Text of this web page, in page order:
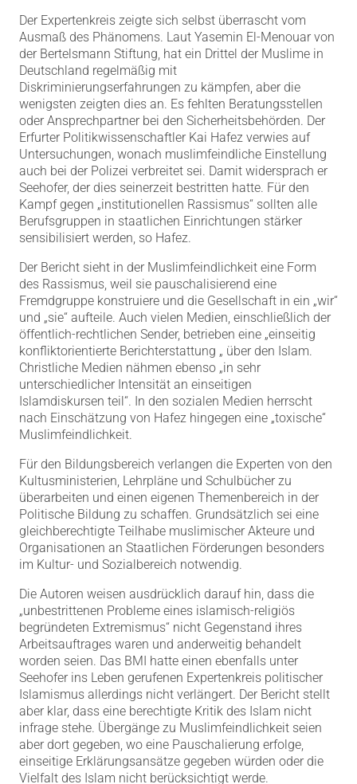
Der Expertenkreis zeigte sich selbst überrascht vom
Ausmaß des Phänomens. Laut Yasemin El-Menouar von
der Bertelsmann Stiftung, hat ein Drittel der Muslime in
Deutschland regelmäßig mit
Diskriminierungserfahrungen zu kämpfen, aber die
wenigsten zeigten dies an. Es fehlten Beratungsstellen
oder Ansprechpartner bei den Sicherheitsbehörden. Der
Erfurter Politikwissenschaftler Kai Hafez verwies auf
Untersuchungen, wonach muslimfeindliche Einstellung
auch bei der Polizei verbreitet sei. Damit widersprach er
Seehofer, der dies seinerzeit bestritten hatte. Für den
Kampf gegen „institutionellen Rassismus“ sollten alle
Berufsgruppen in staatlichen Einrichtungen stärker
sensibilisiert werden, so Hafez.
Der Bericht sieht in der Muslimfeindlichkeit eine Form
des Rassismus, weil sie pauschalisierend eine
Fremdgruppe konstruiere und die Gesellschaft in ein „wir“
und „sie“ aufteile. Auch vielen Medien, einschließlich der
öffentlich-rechtlichen Sender, betrieben eine „einseitig
konfliktorientierte Berichterstattung „ über den Islam.
Christliche Medien nähmen ebenso „in sehr
unterschiedlicher Intensität an einseitigen
Islamdiskursen teil“. In den sozialen Medien herrscht
nach Einschätzung von Hafez hingegen eine „toxische“
Muslimfeindlichkeit.
Für den Bildungsbereich verlangen die Experten von den
Kultusministerien, Lehrpläne und Schulbücher zu
überarbeiten und einen eigenen Themenbereich in der
Politische Bildung zu schaffen. Grundsätzlich sei eine
gleichberechtigte Teilhabe muslimischer Akteure und
Organisationen an Staatlichen Förderungen besonders
im Kultur- und Sozialbereich notwendig.
Die Autoren weisen ausdrücklich darauf hin, dass die
„unbestrittenen Probleme eines islamisch-religiös
begründeten Extremismus“ nicht Gegenstand ihres
Arbeitsauftrages waren und anderweitig behandelt
worden seien. Das BMI hatte einen ebenfalls unter
Seehofer ins Leben gerufenen Expertenkreis politischer
Islamismus allerdings nicht verlängert. Der Bericht stellt
aber klar, dass eine berechtigte Kritik des Islam nicht
infrage stehe. Übergänge zu Muslimfeindlichkeit seien
aber dort gegeben, wo eine Pauschalierung erfolge,
einseitige Erklärungsansätze gegeben würden oder die
Vielfalt des Islam nicht berücksichtigt werde.